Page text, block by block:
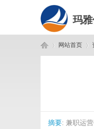
玛
网站首页
摘要: 兼职运